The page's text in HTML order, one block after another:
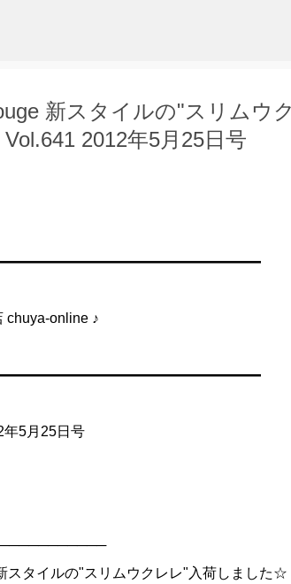
新スタイルの"スリムウ
2012年5月25日号
chuya-online ♪
年5月25日号
スタイルの"スリムウクレレ"入荷しました☆